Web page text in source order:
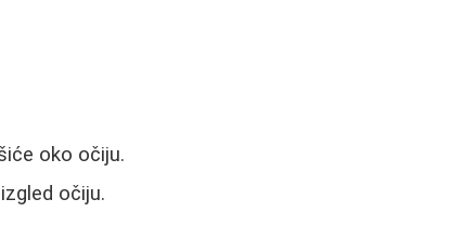
oko očiju.
očiju.